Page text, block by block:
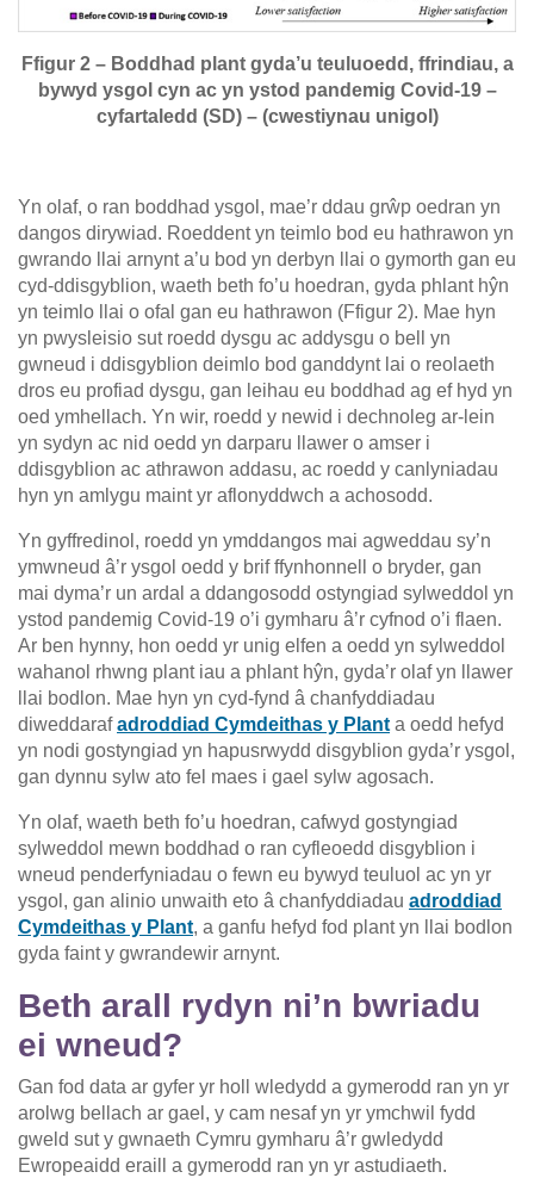
Ffigur 2 – Boddhad plant gyda’u teuluoedd, ffrindiau, a
bywyd ysgol cyn ac yn ystod pandemig Covid-19 –
cyfartaledd (SD) – (cwestiynau unigol)
Yn olaf, o ran boddhad ysgol, mae’r ddau grŵp oedran yn
dangos dirywiad. Roeddent yn teimlo bod eu hathrawon yn
gwrando llai arnynt a’u bod yn derbyn llai o gymorth gan eu
cyd-ddisgyblion, waeth beth fo’u hoedran, gyda phlant hŷn
yn teimlo llai o ofal gan eu hathrawon (Ffigur 2). Mae hyn
yn pwysleisio sut roedd dysgu ac addysgu o bell yn
gwneud i ddisgyblion deimlo bod ganddynt lai o reolaeth
dros eu profiad dysgu, gan leihau eu boddhad ag ef hyd yn
oed ymhellach. Yn wir, roedd y newid i dechnoleg ar-lein
yn sydyn ac nid oedd yn darparu llawer o amser i
ddisgyblion ac athrawon addasu, ac roedd y canlyniadau
hyn yn amlygu maint yr aflonyddwch a achosodd.
Yn gyffredinol, roedd yn ymddangos mai agweddau sy’n
ymwneud â’r ysgol oedd y brif ffynhonnell o bryder, gan
mai dyma’r un ardal a ddangosodd ostyngiad sylweddol yn
ystod pandemig Covid-19 o’i gymharu â’r cyfnod o’i flaen.
Ar ben hynny, hon oedd yr unig elfen a oedd yn sylweddol
wahanol rhwng plant iau a phlant hŷn, gyda’r olaf yn llawer
llai bodlon. Mae hyn yn cyd-fynd â chanfyddiadau
diweddarafadroddiad Cymdeithas y Plant a oedd hefyd
yn nodi gostyngiad yn hapusrwydd disgyblion gyda’r ysgol,
gan dynnu sylw ato fel maes i gael sylw agosach.
Yn olaf, waeth beth fo’u hoedran, cafwyd gostyngiad
sylweddol mewn boddhad o ran cyfleoedd disgyblion i
wneud penderfyniadau o fewn eu bywyd teuluol ac yn yr
ysgol, gan alinio unwaith eto â chanfyddiadau adroddiad
Cymdeithas y Plant, a ganfu hefyd fod plant yn llai bodlon
gyda faint y gwrandewir arnynt.
Beth arall rydyn ni’n bwriadu
ei wneud?
Gan fod data ar gyfer yr holl wledydd a gymerodd ran yn yr
arolwg bellach ar gael, y cam nesaf yn yr ymchwil fydd
gweld sut y gwnaeth Cymru gymharu â’r gwledydd
Ewropeaidd eraill a gymerodd ran yn yr astudiaeth.